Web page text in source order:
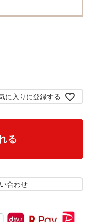
に入りに登録する
る
合わせ